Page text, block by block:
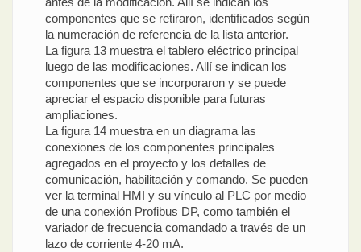
componentes que se retiraron, identificados según
la numeración de referencia de la lista anterior.
La figura 13 muestra el tablero eléctrico principal
luego de las modificaciones. Allí se indican los
componentes que se incorporaron y se puede
apreciar el espacio disponible para futuras
ampliaciones.
La figura 14 muestra en un diagrama las
conexiones de los componentes principales
agregados en el proyecto y los detalles de
comunicación, habilitación y comando. Se pueden
ver la terminal HMI y su vínculo al PLC por medio
de una conexión Profibus DP, como también el
variador de frecuencia comandado a través de un
lazo de corriente 4-20 mA.